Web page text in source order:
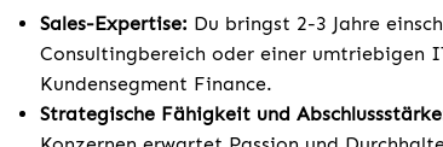
Sales-Expertise: Du bringst 2-3 Jahre
Consultingbereich oder einer
Kundensegment Finance.
Strategische Fähigkeit und